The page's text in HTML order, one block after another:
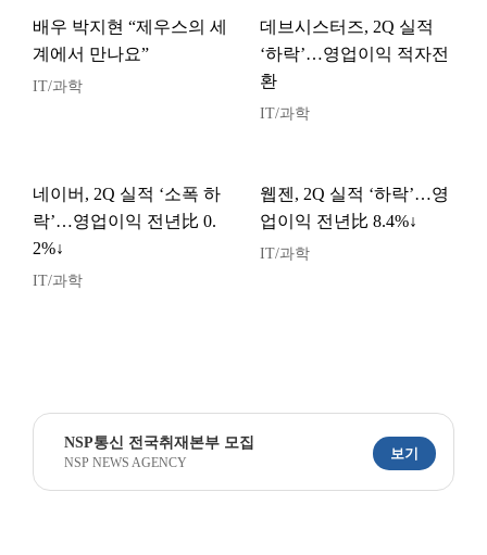
배우 박지현 “제우스의 세
계에서 만나요”
IT/과학
데브시스터즈, 2Q 실적
‘하락’…영업이익 적자전
환
IT/과학
네이버, 2Q 실적 ‘소폭 하
락’…영업이익 전년比 0.
2%↓
IT/과학
웹젠, 2Q 실적 ‘하락’…영
업이익 전년比 8.4%↓
IT/과학
NSP통신 전국취재본부 모집
NSP NEWS AGENCY
보기